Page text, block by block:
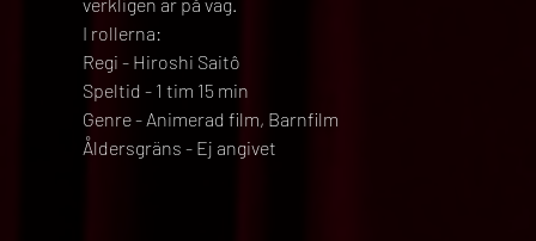
I rollerna:
Regi - Hiroshi Saitô
Speltid - 1 tim 15 min
Genre - Animerad film, Barnfilm
Åldersgräns - Ej angivet